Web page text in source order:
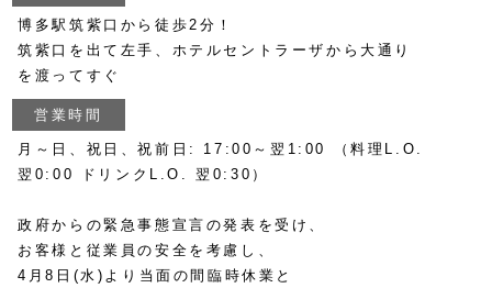
博多駅筑紫口から徒歩2分！
筑紫口を出て左手、ホテルセントラーザから大通り
を渡ってすぐ
営業時間
月～日、祝日、祝前日: 17:00～翌1:00 （料理L.O.
翌0:00 ドリンクL.O. 翌0:30）
政府からの緊急事態宣言の発表を受け、
お客様と従業員の安全を考慮し、
4月8日(水)より当面の間臨時休業と